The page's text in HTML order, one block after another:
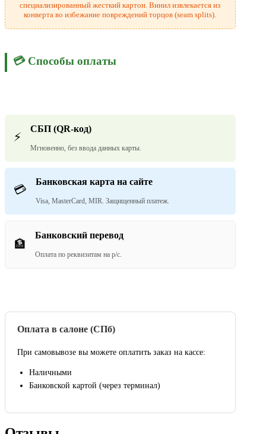
специализированный жесткий картон. Винил извлекается из
конверта во избежание повреждений торцов (seam splits).
💳 Способы оплаты
⚡
СБП (QR-код)
Мгновенно, без ввода данных карты.
💳
Банковская карта на сайте
Visa, MasterCard, MIR. Защищенный платеж.
🏦
Банковский перевод
Оплата по реквизитам на р/с.
Оплата в салоне (СПб)
При самовывозе вы можете оплатить заказ на кассе:
Наличными
Банковской картой (через терминал)